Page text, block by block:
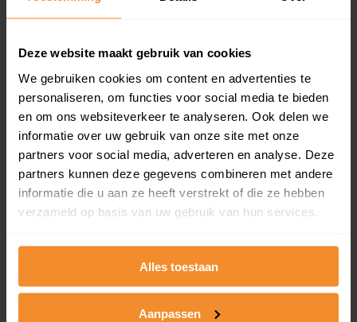
Deze website maakt gebruik van cookies
We gebruiken cookies om content en advertenties te
personaliseren, om functies voor social media te bieden
en om ons websiteverkeer te analyseren. Ook delen we
informatie over uw gebruik van onze site met onze
partners voor social media, adverteren en analyse. Deze
partners kunnen deze gegevens combineren met andere
informatie die u aan ze heeft verstrekt of die ze hebben
verzameld op basis van uw gebruik van hun services.
Alles toestaan
Aanpassen
koopsommen.
Bekijk product
Direct leverbaar
Kadastrale kaart pakket
Alleen globale ligging perceel
Een uitgebreid overzicht van het perceel en
omliggende percelen met de kadastrale erfgrenzen,